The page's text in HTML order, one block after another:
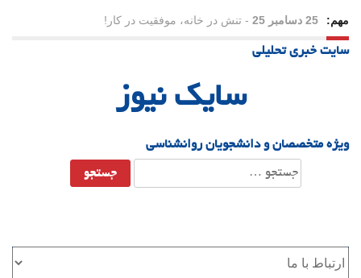
مهم: 25 دسامبر 25 - تنش در خانه، موفقیت در کار!
23 دسامبر 25
-یلدا؛ نماد تاب‌آوری اجتماعی در روزگار دشوار
سایت خبری تحلیلی
سایک نیوز
ویژه متخصصان و دانشجویان روانشناسی
جستجو
برای: